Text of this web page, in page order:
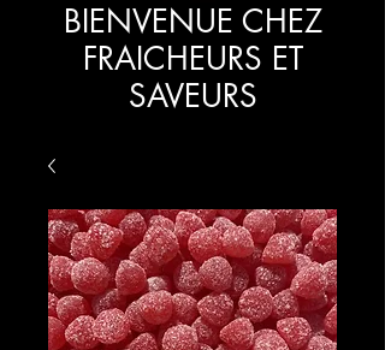
BIENVENUE CHEZ
FRAICHEURS ET
SAVEURS